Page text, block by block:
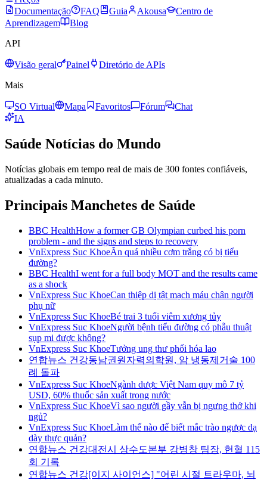
Documentação
FAQ Guia Akousa
Centro de
Aprendizagem
Blog
API
Visão geral Painel
Diretório de APIs
Mais
SO Virtual Mapa Favoritos Fórum
Chat
IA
Saúde Notícias do Mundo
Notícias globais em tempo real de mais de 300 fontes confiáveis,
atualizadas a cada minuto.
Principais Manchetes de Saúde
BBC HealthHow a former GB Olympian curbed his porn
problem - and the signs and steps to recovery
VnExpress Suc KhoeĂn quá nhiều cơm trắng có bị tiểu
đường?
BBC HealthI went for a full body MOT and the results came
as a shock
VnExpress Suc KhoeCan thiệp dị tật mạch máu chân người
phụ nữ
VnExpress Suc KhoeBé trai 3 tuổi viêm xương tủy
VnExpress Suc KhoeNgười bệnh tiểu đường có phẫu thuật
sụp mi được không?
VnExpress Suc KhoeTưởng ung thư phổi hóa lao
연합뉴스 건강동남권원자력의학원, 암 냉동제거술 100
례 돌파
VnExpress Suc KhoeNgành dược Việt Nam quy mô 7 tỷ
USD, 60% thuốc sản xuất trong nước
VnExpress Suc KhoeVì sao người gầy vẫn bị ngưng thở khi
ngủ?
VnExpress Suc KhoeLàm thế nào để biết mắc trào ngược dạ
dày thực quản?
연합뉴스 건강대전시 상수도본부 강병창 팀장, 헌혈 115
회 기록
연합뉴스 건강[이지 사이언스] "어린 시절 트라우마, 뇌